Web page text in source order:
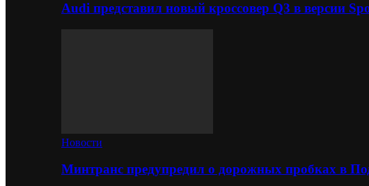
Audi представил новый кроссовер Q3 в версии
Новости
Минтранс предупредил о дорожных пробках в